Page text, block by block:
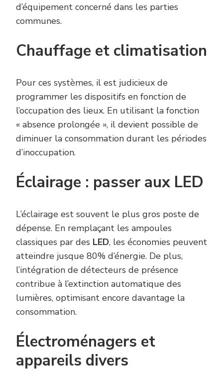
d’équipement concerné dans les parties
communes.
Chauffage et climatisation
Pour ces systèmes, il est judicieux de
programmer les dispositifs en fonction de
l’occupation des lieux. En utilisant la fonction
« absence prolongée », il devient possible de
diminuer la consommation durant les périodes
d’inoccupation.
Éclairage : passer aux LED
L’éclairage est souvent le plus gros poste de
dépense. En remplaçant les ampoules
classiques par des LED, les économies peuvent
atteindre jusque 80% d’énergie. De plus,
l’intégration de détecteurs de présence
contribue à l’extinction automatique des
lumières, optimisant encore davantage la
consommation.
Électroménagers et
appareils divers